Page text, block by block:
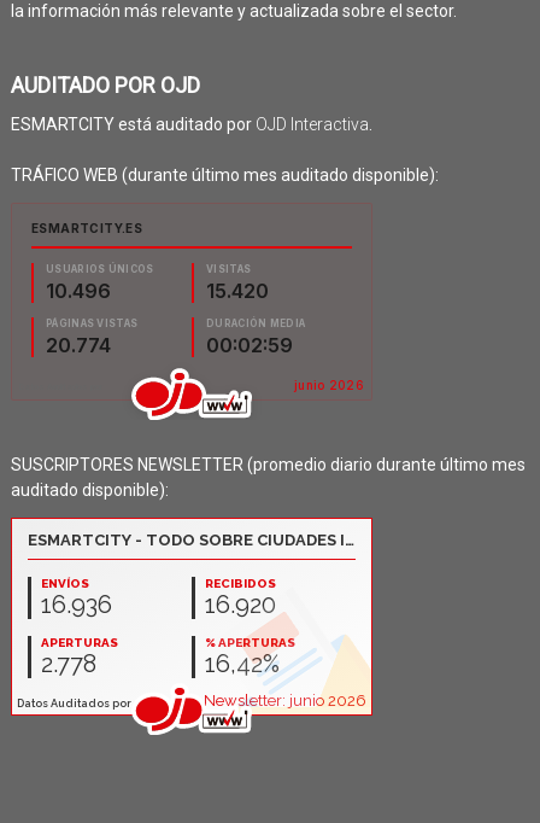
la información más relevante y actualizada sobre el sector.
AUDITADO POR OJD
ESMARTCITY está auditado por OJD Interactiva
TRÁFICO WEB (durante último mes auditado disponible):
SUSCRIPTORES NEWSLETTER (promedio diario durante último mes
auditado disponible):